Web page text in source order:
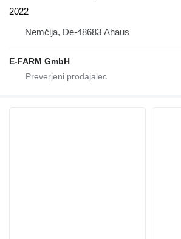
2022
Nemčija, De-48683 Ahaus
E-FARM GmbH